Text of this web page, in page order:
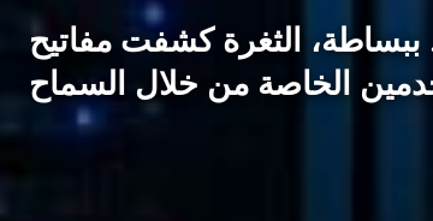
الثغرة كشفت مفاتيح